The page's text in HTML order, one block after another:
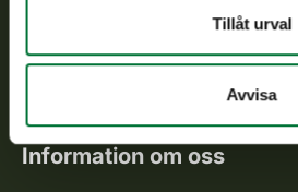
Tillåt urval
Avvisa
Oma riista -tjänsten
Ansökan om licenser och dispenser
Information om oss